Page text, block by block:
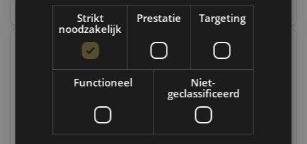
Vergelijk Vergelijk
Strikt
noodzakelijk
Prestatie Targeting
Functioneel
Niet-
geclassificeerd